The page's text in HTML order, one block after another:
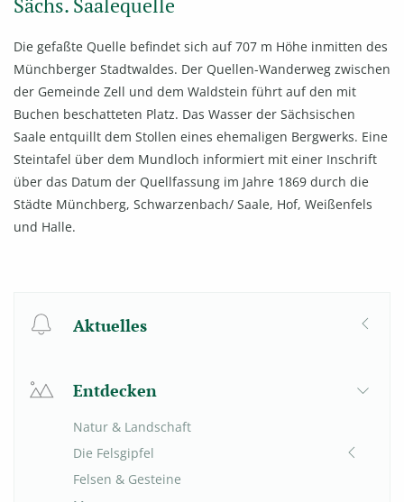
Die gefaßte Quelle befindet sich auf 707 m Höhe inmitten des
Münchberger Stadtwaldes. Der Quellen-Wanderweg zwischen
der Gemeinde Zell und dem Waldstein führt auf den mit
Buchen beschatteten Platz. Das Wasser der Sächsischen
Saale entquillt dem Stollen eines ehemaligen Bergwerks. Eine
Steintafel über dem Mundloch informiert mit einer Inschrift
über das Datum der Quellfassung im Jahre 1869 durch die
Städte Münchberg, Schwarzenbach/ Saale, Hof, Weißenfels
und Halle.
Aktuelles
Entdecken
Natur & Landschaft
Die Felsgipfel
Felsen & Gesteine